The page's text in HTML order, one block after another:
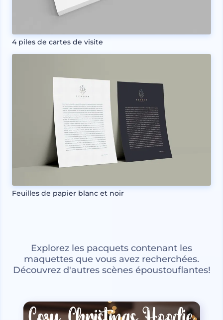
4 piles de cartes de visite
Feuilles de papier blanc et noir
Explorez les pacquets contenant les
maquettes que vous avez recherchées.
Découvrez d'autres scènes époustouflantes!